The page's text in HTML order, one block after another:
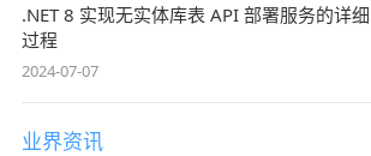
.NET 8 实现无实体库表 API 部署服务的详细
过程
2024-07-07
业界资讯